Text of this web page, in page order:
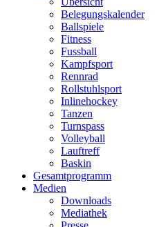
Belegungskalender
Ballspiele
Fitness
Fussball
Kampfsport
Rennrad
Rollstuhlsport
Inlinehockey
Tanzen
Turnspass
Volleyball
Lauftreff
Baskin
Gesamtprogramm
Medien
Downloads
Mediathek